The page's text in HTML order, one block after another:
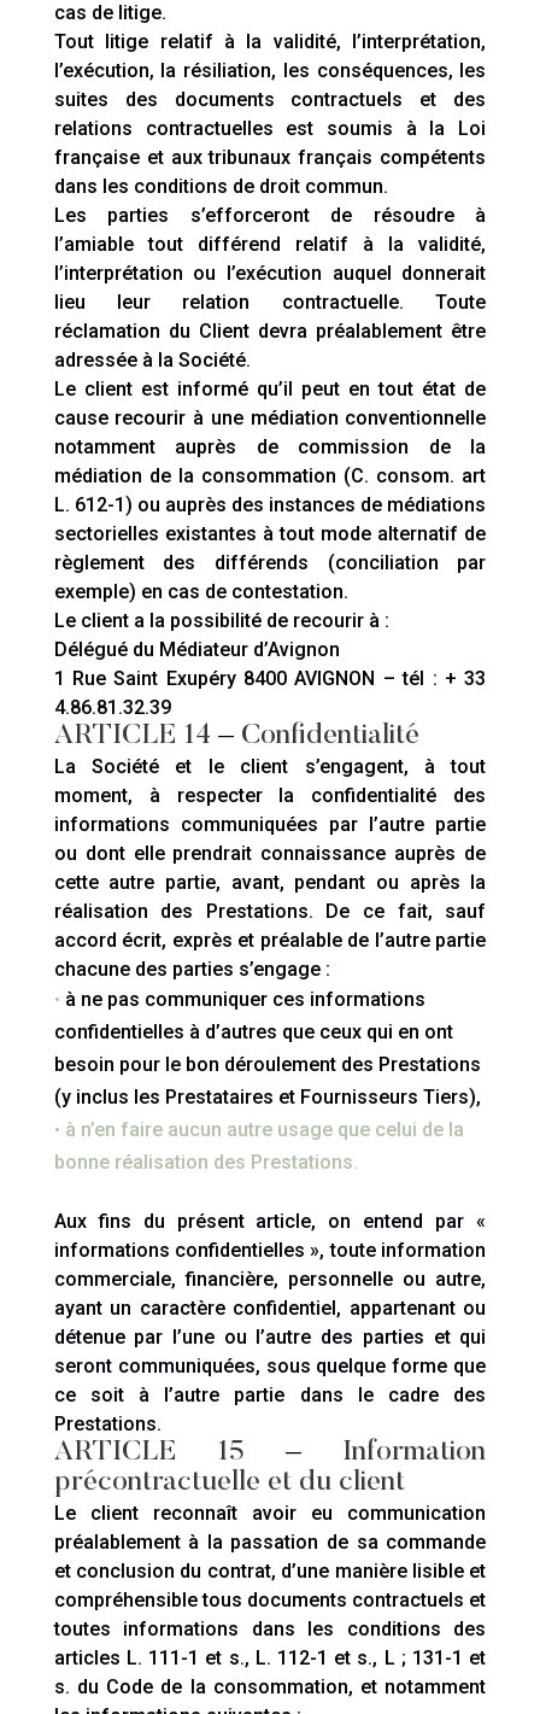
cas de litige.
Tout litige relatif à la validité, l’interprétation,
l’exécution, la résiliation, les conséquences, les
suites des documents contractuels et des
relations contractuelles est soumis à la Loi
française et aux tribunaux français compétents
dans les conditions de droit commun.
Les parties s’efforceront de résoudre à
l’amiable tout différend relatif à la validité,
l’interprétation ou l’exécution auquel donnerait
lieu leur relation contractuelle. Toute
réclamation du Client devra préalablement être
adressée à la Société.
Le client est informé qu’il peut en tout état de
cause recourir à une médiation conventionnelle
notamment auprès de commission de la
médiation de la consommation (C. consom. art
L. 612-1) ou auprès des instances de médiations
sectorielles existantes à tout mode alternatif de
règlement des différends (conciliation par
exemple) en cas de contestation.
Le client a la possibilité de recourir à :
Délégué du Médiateur d’Avignon
1 Rue Saint Exupéry 8400 AVIGNON – tél : + 33
4.86.81.32.39
ARTICLE 14 – Confidentialité
La Société et le client s’engagent, à tout
moment, à respecter la confidentialité des
informations communiquées par l’autre partie
ou dont elle prendrait connaissance auprès de
cette autre partie, avant, pendant ou après la
réalisation des Prestations. De ce fait, sauf
accord écrit, exprès et préalable de l’autre partie
chacune des parties s’engage :
• à ne pas communiquer ces informations
confidentielles à d’autres que ceux qui en ont
besoin pour le bon déroulement des Prestations
(y inclus les Prestataires et Fournisseurs Tiers),
• à n’en faire aucun autre usage que celui de la
bonne réalisation des Prestations.
Aux fins du présent article, on entend par «
informations confidentielles », toute information
commerciale, financière, personnelle ou autre,
ayant un caractère confidentiel, appartenant ou
détenue par l’une ou l’autre des parties et qui
seront communiquées, sous quelque forme que
ce soit à l’autre partie dans le cadre des
Prestations.
ARTICLE 15– Information
précontractuelle et du client
Le client reconnaît avoir eu communication
préalablement à la passation de sa commande
et conclusion du contrat, d’une manière lisible et
compréhensible tous documents contractuels et
toutes informations dans les conditions des
articles L. 111-1 et s., L. 112-1 et s., L ; 131-1 et
s. du Code de la consommation, et notamment